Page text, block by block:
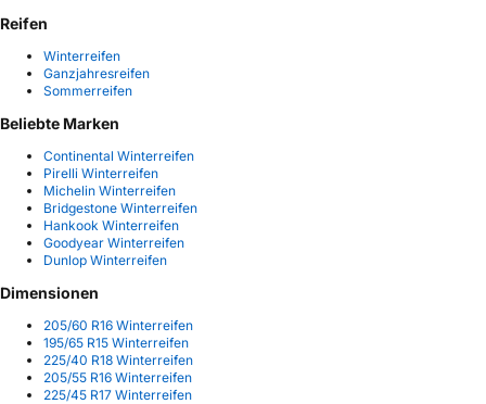
Reifen
Winterreifen
Ganzjahresreifen
Sommerreifen
Beliebte Marken
Continental Winterreifen
Pirelli Winterreifen
Michelin Winterreifen
Bridgestone Winterreifen
Hankook Winterreifen
Goodyear Winterreifen
Dunlop Winterreifen
Dimensionen
205/60 R16 Winterreifen
195/65 R15 Winterreifen
225/40 R18 Winterreifen
205/55 R16 Winterreifen
225/45 R17 Winterreifen